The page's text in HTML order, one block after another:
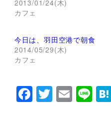
t
e
有
(
新
し
い
ン
ド
ウ
で
有
ク
リ
ッ
だ
さ
い
(
2013/01/24(木)
カフェ
今日は、羽田空港で朝食
2014/05/29(木)
カフェ
F T E Li